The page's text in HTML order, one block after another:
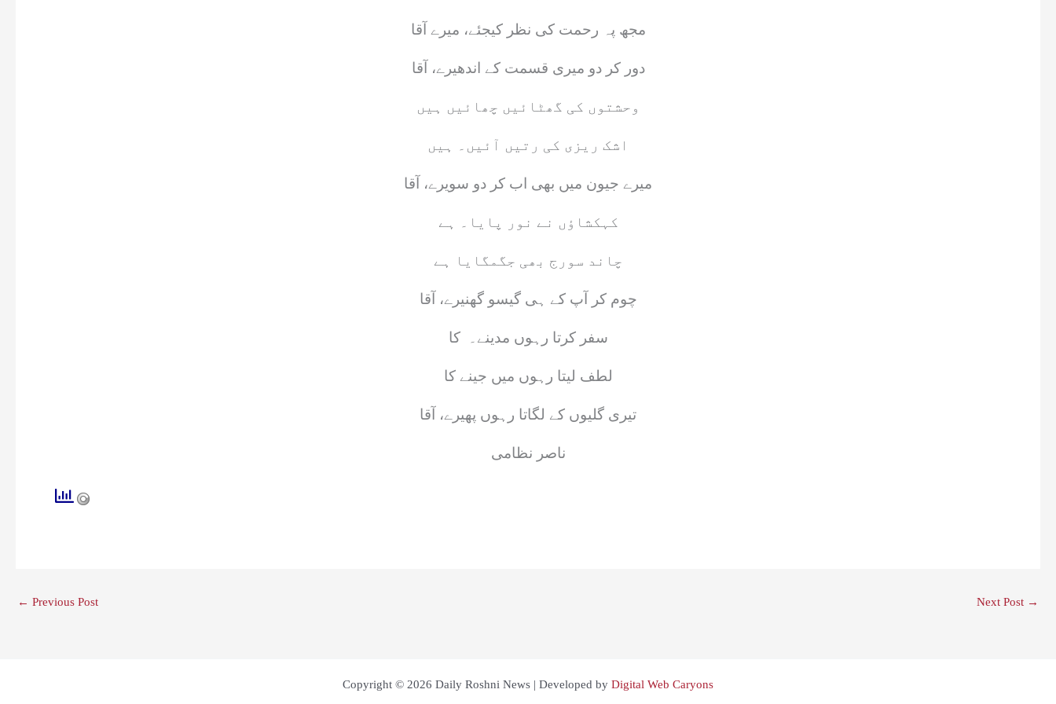
مجھ پہ رحمت کی نظر کیجئے، میرے آقا
دور کر دو میری قسمت کے اندھیرے، آقا
وحشتوں کی گھٹائیں چھائیں ہیں
اشک ریزی کی رتیں آئیں۔ ہیں
میرے جیون میں بھی اب کر دو سویرے، آقا
کہکشاؤں نے نور پایا۔ ہے
چاند سورج بھی جگمگایا ہے
چوم کر آپ کے ہی گیسو گھنیرے، آقا
سفر کرتا رہوں مدینے۔ کا
لطف لیتا رہوں میں جینے کا
تیری گلیوں کے لگاتا رہوں پھیرے، آقا
ناصر نظامی
← Previous Post Next Post →
Copyright © 2026 Daily Roshni News | Developed by Digital Web Caryons